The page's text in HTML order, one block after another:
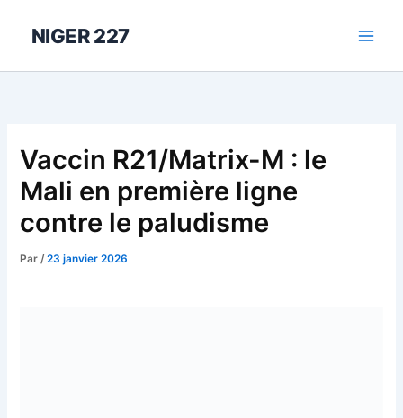
NIGER 227
Vaccin R21/Matrix-M : le
Mali en première ligne
contre le paludisme
Par/23 janvier 2026